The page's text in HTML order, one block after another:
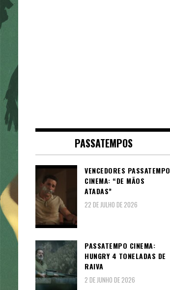
PASSATEMPOS
VENCEDORES PASSATEMPO
CINEMA: “DE MÃOS
ATADAS”
22 DE JULHO DE 2026
PASSATEMPO CINEMA:
HUNGRY 4 TONELADAS DE
RAIVA
2 DE JUNHO DE 2026